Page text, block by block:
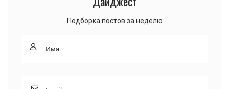
Подборка постов за неделю